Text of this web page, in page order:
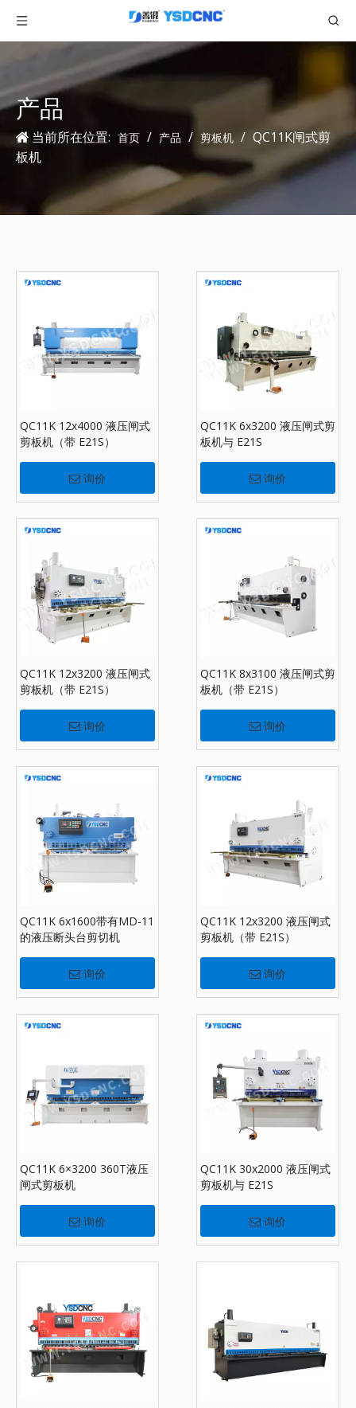
产品
当前所在位置: 首页 / 产品 / 剪板机 / QC11K闸式剪
板机
QC11K 12x4000 液压闸式
剪板机（带 E21S）
询价
QC11K 6x3200 液压闸式剪
板机与 E21S
询价
QC11K 12x3200 液压闸式
剪板机（带 E21S）
询价
QC11K 8x3100 液压闸式剪
板机（带 E21S）
询价
QC11K 6x1600带有MD-11
的液压断头台剪切机
询价
QC11K 12x3200 液压闸式
剪板机（带 E21S）
询价
QC11K 6×3200 360T液压
闸式剪板机
询价
QC11K 30x2000 液压闸式
剪板机与 E21S
询价